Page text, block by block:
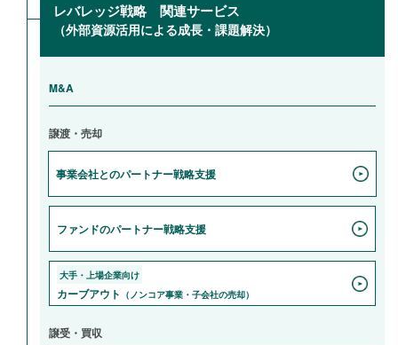
レバレッジ戦略 関連サービス
（外部資源活用による成長・課題解決）
M&A
譲渡・売却
事業会社とのパートナー戦略支援
ファンドのパートナー戦略支援
大手・上場企業向け
カーブアウト （ノンコア事業・子会社の売却）
譲受・買収